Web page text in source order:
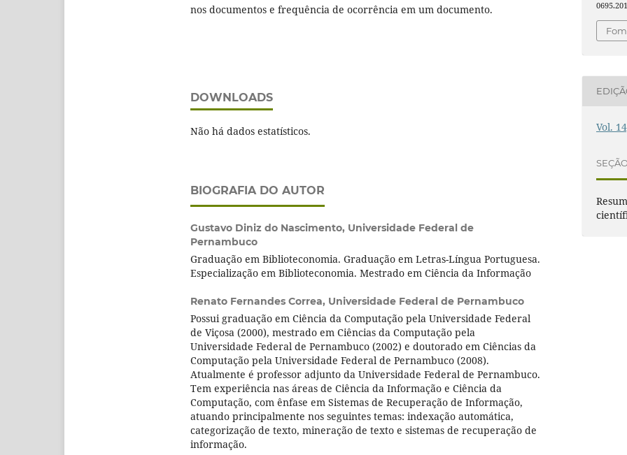
nos documentos e frequência de ocorrência em um documento.
DOWNLOADS
Não há dados estatísticos.
BIOGRAFIA DO AUTOR
Gustavo Diniz do Nascimento, Universidade Federal de
Pernambuco
Graduação em Biblioteconomia. Graduação em Letras-Língua Portuguesa.
Especialização em Biblioteconomia. Mestrado em Ciência da Informação
Renato Fernandes Correa, Universidade Federal de Pernambuco
Possui graduação em Ciência da Computação pela Universidade Federal
de Viçosa (2000), mestrado em Ciências da Computação pela
Universidade Federal de Pernambuco (2002) e doutorado em Ciências da
Computação pela Universidade Federal de Pernambuco (2008).
Atualmente é professor adjunto da Universidade Federal de Pernambuco.
Tem experiência nas áreas de Ciência da Informação e Ciência da
Computação, com ênfase em Sistemas de Recuperação de Informação,
atuando principalmente nos seguintes temas: indexação automática,
categorização de texto, mineração de texto e sistemas de recuperação de
informação.
Vol.